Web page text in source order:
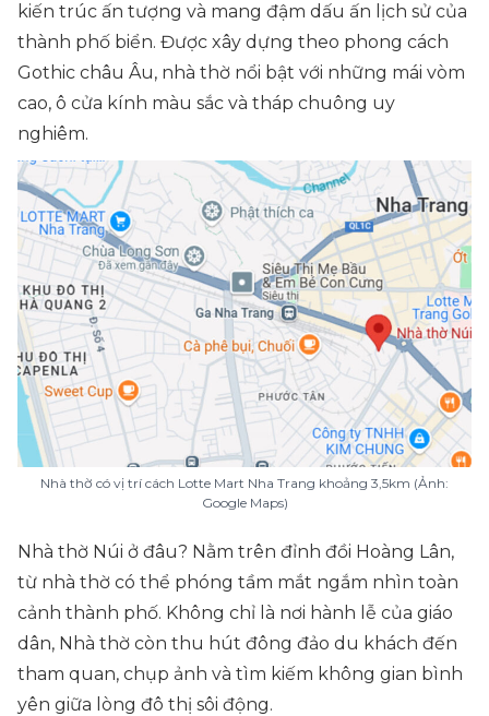
kiến trúc ấn tượng và mang đậm dấu ấn lịch sử của
thành phố biển. Được xây dựng theo phong cách
Gothic châu Âu, nhà thờ nổi bật với những mái vòm
cao, ô cửa kính màu sắc và tháp chuông uy
nghiêm.
Nhà thờ có vị trí cách Lotte Mart Nha Trang khoảng 3,5km (Ảnh:
Google Maps)
Nhà thờ Núi ở đâu? Nằm trên đỉnh đồi Hoàng Lân,
từ nhà thờ có thể phóng tầm mắt ngắm nhìn toàn
cảnh thành phố. Không chỉ là nơi hành lễ của giáo
dân, Nhà thờ còn thu hút đông đảo du khách đến
tham quan, chụp ảnh và tìm kiếm không gian bình
yên giữa lòng đô thị sôi động.